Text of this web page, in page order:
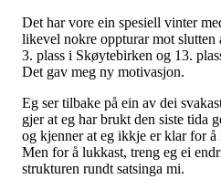
Det har vore ein spesiell vinter
likevel nokre oppturar mot slutten
3. plass i Skøytebirken og 13.
Det gav meg ny motivasjon.
Eg ser tilbake på ein av dei
gjer at eg har brukt den siste tida
og kjenner at eg ikkje er klar for
Men for å lukkast, treng eg ei
strukturen rundt satsinga mi.